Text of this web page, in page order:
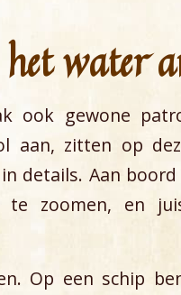
water
ook gewone
aan, zitten op
details. Aan
zoomen, en
Op een schip